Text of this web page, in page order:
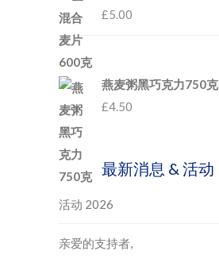
£5.00
燕麦粥黑巧克力750克
£4.50
最新消息 & 活动
活动 2026
亲爱的支持者,